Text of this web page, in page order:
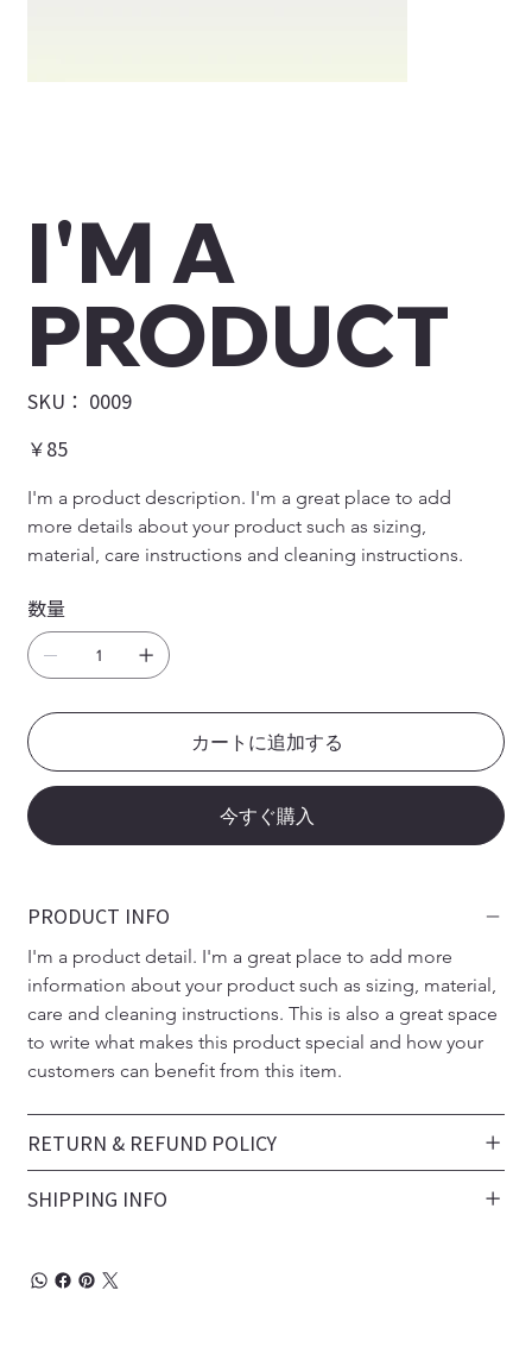
I'M A
PRODUCT
SKU：
SKU：
0009
0009
価
格
￥85
I'm a product description. I'm a great place to add
more details about your product such as sizing,
material, care instructions and cleaning instructions.
数量
カートに追加する
今すぐ購入
PRODUCT INFO
I'm a product detail. I'm a great place to add more
information about your product such as sizing, material,
care and cleaning instructions. This is also a great space
to write what makes this product special and how your
customers can benefit from this item.
RETURN & REFUND POLICY
SHIPPING INFO